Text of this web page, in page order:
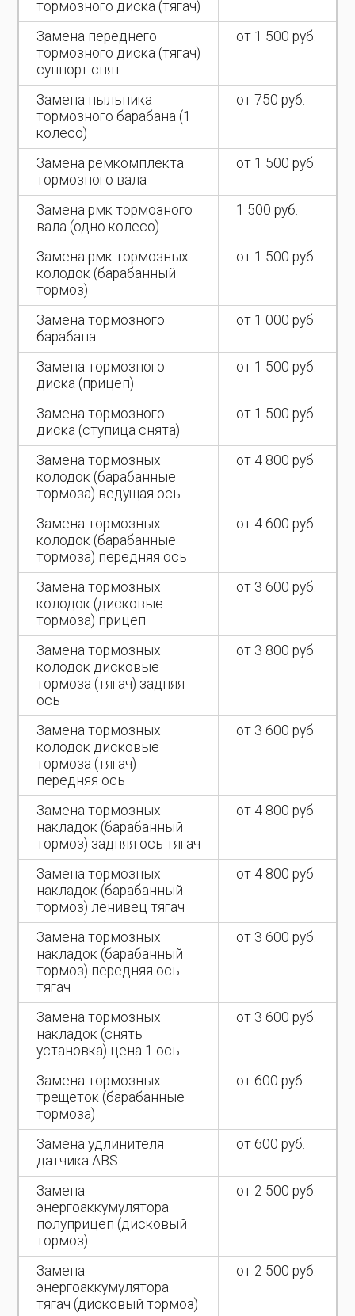
тормозного диска (тягач)
Замена переднего
тормозного диска (тягач)
суппорт снят
от 1 500 руб.
Замена пыльника
тормозного барабана (1
колесо)
от 750 руб.
Замена ремкомплекта
тормозного вала
от 1 500 руб.
Замена рмк тормозного
вала (одно колесо)
1 500 руб.
Замена рмк тормозных
колодок (барабанный
тормоз)
от 1 500 руб.
Замена тормозного
барабана
от 1 000 руб.
Замена тормозного
диска (прицеп)
от 1 500 руб.
Замена тормозного
диска (ступица снята)
от 1 500 руб.
Замена тормозных
колодок (барабанные
тормоза) ведущая ось
от 4 800 руб.
Замена тормозных
колодок (барабанные
тормоза) передняя ось
от 4 600 руб.
Замена тормозных
колодок (дисковые
тормоза) прицеп
от 3 600 руб.
Замена тормозных
колодок дисковые
тормоза (тягач) задняя
ось
от 3 800 руб.
Замена тормозных
колодок дисковые
тормоза (тягач)
передняя ось
от 3 600 руб.
Замена тормозных
накладок (барабанный
тормоз) задняя ось тягач
от 4 800 руб.
Замена тормозных
накладок (барабанный
тормоз) ленивец тягач
от 4 800 руб.
Замена тормозных
накладок (барабанный
тормоз) передняя ось
тягач
от 3 600 руб.
Замена тормозных
накладок (снять
установка) цена 1 ось
от 3 600 руб.
Замена тормозных
трещеток (барабанные
тормоза)
от 600 руб.
Замена удлинителя
датчика ABS
от 600 руб.
Замена
энергоаккумулятора
полуприцеп (дисковый
тормоз)
от 2 500 руб.
Замена
энергоаккумулятора
тягач (дисковый тормоз)
от 2 500 руб.